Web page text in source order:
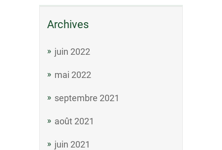
Archives
juin 2022
mai 2022
septembre 2021
août 2021
juin 2021